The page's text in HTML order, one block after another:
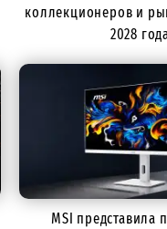
коллекционеров и
2028
MSI представила